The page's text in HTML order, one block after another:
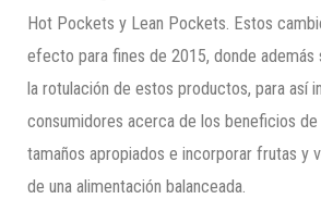
Hot Pockets y Lean Pockets. Estos
efecto para fines de 2015, donde además
la rotulación de estos productos, para así
consumidores acerca de los beneficios
tamaños apropiados e incorporar frutas y
de una alimentación balanceada.